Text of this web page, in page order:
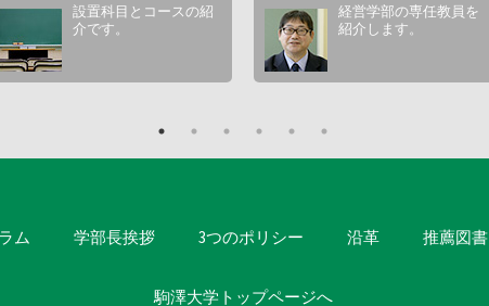
設置科目とコースの紹
介です。
経営学部の専任教員を
紹介します。
ム 学部長挨拶 3つのポリシー 沿革 推薦図書
駒澤大学トップページへ